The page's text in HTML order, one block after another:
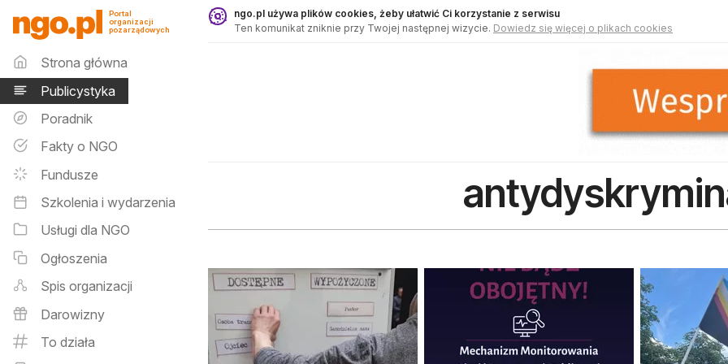
Publicystyka - ngo.pl
Portal
organizacji
pozarządowych
Menu główne
Strona główna
Publicystyka
Poradnik
Fakty o NGO
Fundusze
Szkolenia i wydarzenia
Usługi dla NGO
Ogłoszenia
Spis organizacji
Darowizny
To działa
ngo.pl używa plików cookies, żeby ułatwić Ci korzystanie z serwisu
Ten komunikat zniknie przy Twojej następnej wizycie. Dowiedz się więcej o plikach cookies